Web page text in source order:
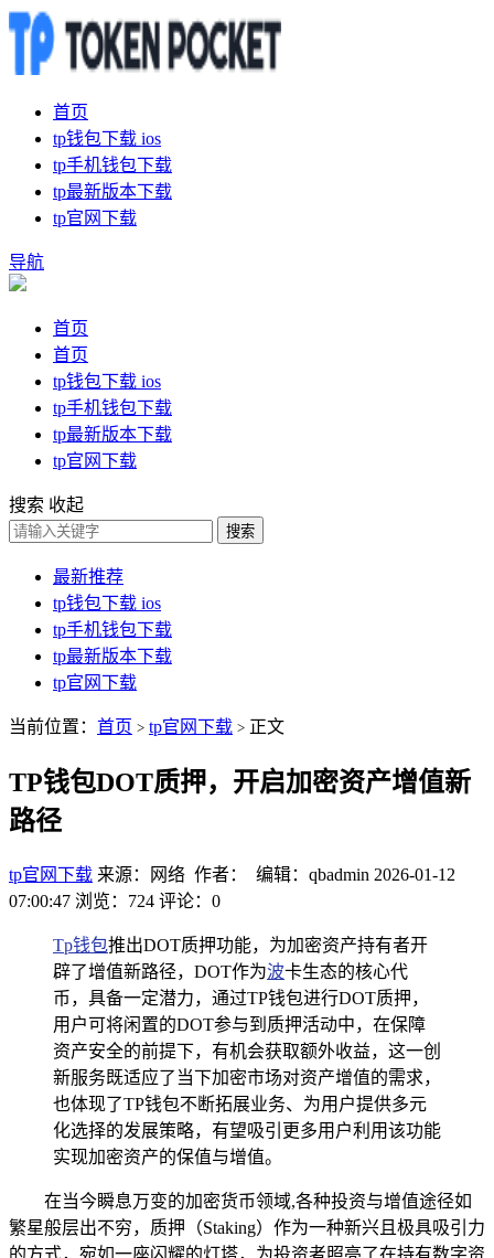
首页
tp钱包下载 ios
tp手机钱包下载
tp最新版本下载
tp官网下载
导航
首页
首页
tp钱包下载 ios
tp手机钱包下载
tp最新版本下载
tp官网下载
搜索 收起
搜索
最新推荐
tp钱包下载 ios
tp手机钱包下载
tp最新版本下载
tp官网下载
当前位置： 首页 > tp官网下载 > 正文
TP钱包DOT质押，开启加密资产增值新
路径
tp官网下载 来源：网络 作者： 编辑：qbadmin 2026-01-12
07:00:47 浏览：724 评论：0
Tp钱包推出DOT质押功能，为加密资产持有者开
辟了增值新路径，DOT作为波卡生态的核心代
币，具备一定潜力，通过TP钱包进行DOT质押，
用户可将闲置的DOT参与到质押活动中，在保障
资产安全的前提下，有机会获取额外收益，这一创
新服务既适应了当下加密市场对资产增值的需求，
也体现了TP钱包不断拓展业务、为用户提供多元
化选择的发展策略，有望吸引更多用户利用该功能
实现加密资产的保值与增值。
在当今瞬息万变的加密货币领域,各种投资与增值途径如
繁星般层出不穷，质押（Staking）作为一种新兴且极具吸引力
的方式，宛如一座闪耀的灯塔，为投资者照亮了在持有数字资